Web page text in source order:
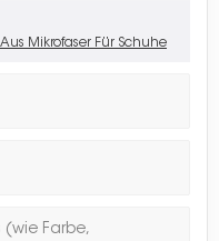
Mikrofaser Für Schuhe